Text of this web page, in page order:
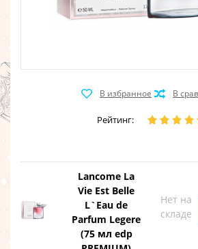
Рейтинг:
Lancome La
Vie Est Belle
L`Eau de
Parfum Legere
(75 мл edp
Нет на
складе